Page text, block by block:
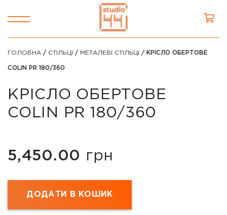
ГОЛОВНА / СТІЛЬЦІ / МЕТАЛЕВІ СТІЛЬЦІ / КРІСЛО ОБЕРТОВЕ
COLIN PR 180/360
КРІСЛО ОБЕРТОВЕ
COLIN PR 180/360
5,450.00 грн
ДОДАТИ В КОШИК